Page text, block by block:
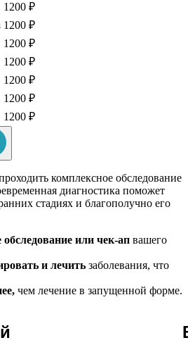
1200 ₽
1200 ₽
1200 ₽
1200 ₽
1200 ₽
1200 ₽
1200 ₽
комплексное обследование
диагностика поможет
стадиях и благополучно его
обследование или чек-ап вашего
и лечить заболевания, что
чем лечение в запущенной форме.